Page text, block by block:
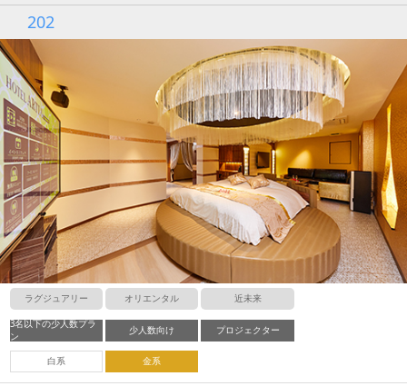
202
ラグジュアリー オリエンタル 近未来
3名以下の少人数プラ
ン
少人数向け プロジェクター
白系 金系